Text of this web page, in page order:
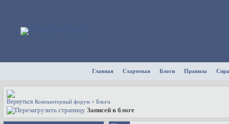
Главная Стартовая Блоги Правила
Компьютерный форум > Блоги
Записей в блоге